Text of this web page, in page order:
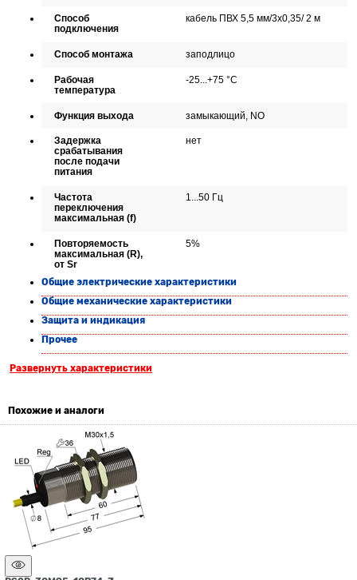
Способ
подключения
кабель ПВХ 5,5 мм/3x0,35/ 2 м
Способ монтажа заподлицо
Рабочая
температура
-25...+75 °C
Функция выхода замыкающий, NO
Задержка
срабатывания
после подачи
питания
нет
Частота
переключения
максимальная (f)
1...50 Гц
Повторяемость
максимальная (R),
от Sr
5%
Общие электрические характеристики
Общие механические характеристики
Защита и индикация
Прочее
Развернуть характеристики
Похожие и аналоги